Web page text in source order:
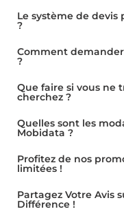
Le système de devis
?
Comment
?
Que faire si vous ne
cherchez ?
Quelles sont les
Mobidata ?
Profitez de nos
limitées !
Partagez Votre Avis
Différence !